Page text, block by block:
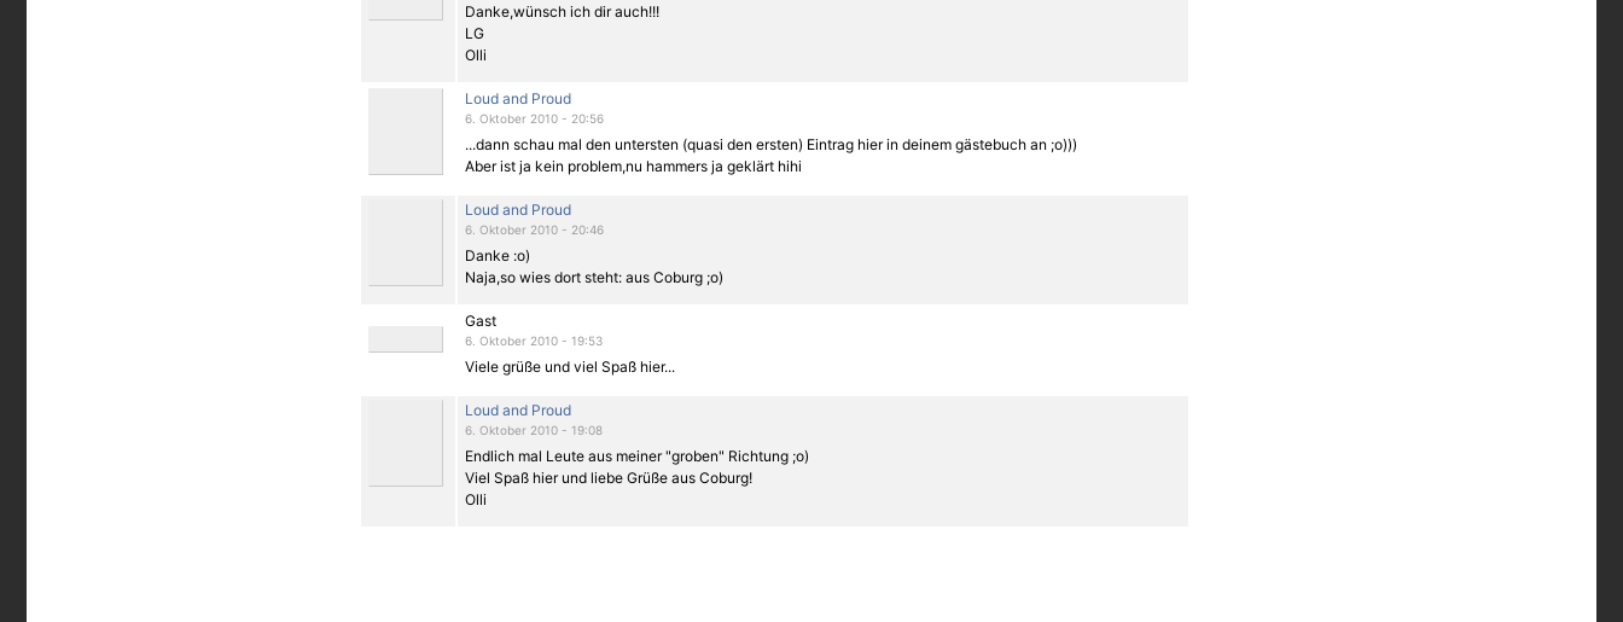
Danke,wünsch ich dir auch!!!
LG
Olli
Loud and Proud
6. Oktober 2010 - 20:56
...dann schau mal den untersten (quasi den ersten) Eintrag hier in deinem gästebuch an ;o)))
Aber ist ja kein problem,nu hammers ja geklärt hihi
Loud and Proud
6. Oktober 2010 - 20:46
Danke :o)
Naja,so wies dort steht: aus Coburg ;o)
Gast
6. Oktober 2010 - 19:53
Viele grüße und viel Spaß hier...
Loud and Proud
6. Oktober 2010 - 19:08
Endlich mal Leute aus meiner "groben" Richtung ;o)
Viel Spaß hier und liebe Grüße aus Coburg!
Olli